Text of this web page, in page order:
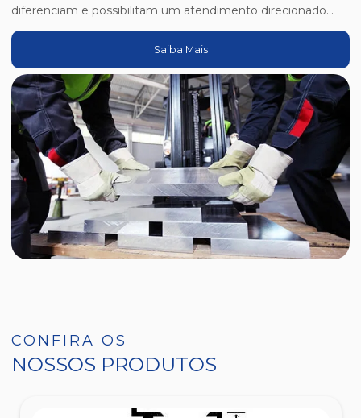
diferenciam e possibilitam um atendimento direcionado...
Saiba Mais
CONFIRA OS
NOSSOS PRODUTOS